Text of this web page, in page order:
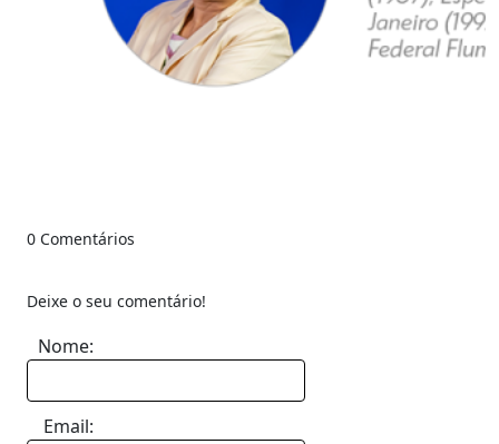
0 Comentários
Deixe o seu comentário!
Nome:
Email: